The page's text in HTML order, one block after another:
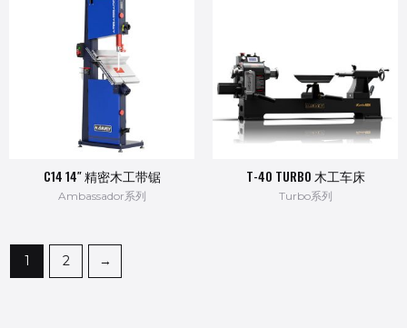
C14 14″ 精密木工带锯
Ambassador系列
T-40 TURBO 木工车床
Turbo系列
1 2 →